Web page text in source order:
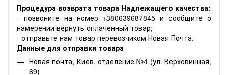
Процедура возврата товара Надлежащего качества:
- позвоните на номер +380639687845 и сообщите о
намерении вернуть оплаченный товар;
- отправьте нам товар перевозчиком Новая Почта.
Данные для отправки товара
Новая почта, Киев, отделение №4 (ул. Верховинная,
69)